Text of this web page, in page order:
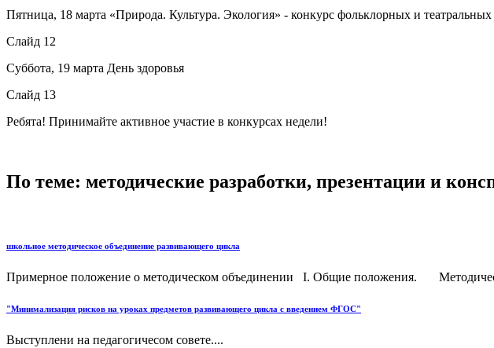
Пятница, 18 марта «Природа. Культура. Экология» - конкурс фольклорных и театральных
Слайд 12
Суббота, 19 марта День здоровья
Слайд 13
Ребята! Принимайте активное участие в конкурсах недели!
По теме: методические разработки, презентации и
школьное методическое объединение развивающего цикла
Примерное положение о методическом объединении I. Общие положения.
"Минимализация рисков на уроках предметов развивающего цикла с введением ФГОС"
Выступлени на педагогичесом совете....